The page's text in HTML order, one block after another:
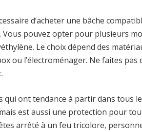
d’acheter une bâche
pouvez opter pour plusieurs
Le choix dépend des
ou l’électroménager. Ne faites pas
ont tendance à partir dans tous
est aussi une protection pour
arrêté à un feu tricolore,